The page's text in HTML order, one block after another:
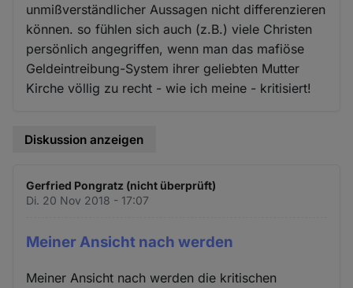
unmißverständlicher Aussagen nicht differenzieren
können. so fühlen sich auch (z.B.) viele Christen
persönlich angegriffen, wenn man das mafiöse
Geldeintreibung-System ihrer geliebten Mutter
Kirche völlig zu recht - wie ich meine - kritisiert!
Diskussion anzeigen
Gerfried Pongratz (nicht überprüft)
Di. 20 Nov 2018 - 17:07
Meiner Ansicht nach werden
Meiner Ansicht nach werden die kritischen